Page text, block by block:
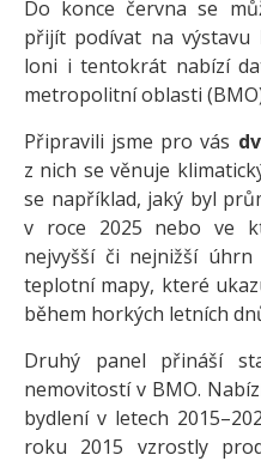
Do konce června se
přijít podívat na výstavu
loni i tentokrát nabízí
metropolitní oblasti
Připravili jsme pro vás
z nich se věnuje
se například, jaký byl
v roce 2025 nebo ve
nejvyšší či nejnižší
teplotní mapy, které
během horkých letních
Druhý panel přináší
nemovitostí v BMO.
bydlení v letech
roku 2015 vzrostly